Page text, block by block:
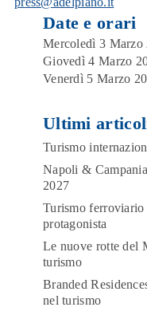
Date e orari
Mercoledì 3 Marzo
Giovedì 4 Marzo
Venerdì 5 Marzo
Ultimi
Turismo
Napoli &
2027
Turismo ferroviario
protagonista
Le nuove rotte del
turismo
Branded
nel turismo